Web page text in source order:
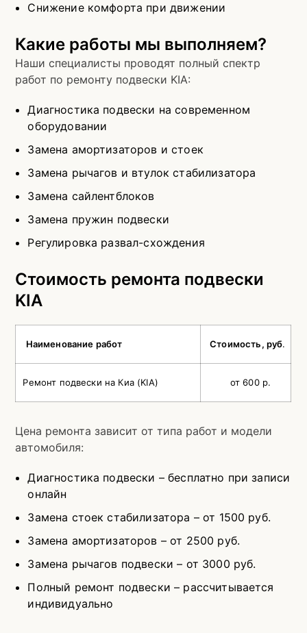
Снижение комфорта при движении
Какие работы мы выполняем?
Наши специалисты проводят полный спектр
работ по ремонту подвески KIA:
Диагностика подвески на современном
оборудовании
Замена амортизаторов и стоек
Замена рычагов и втулок стабилизатора
Замена сайлентблоков
Замена пружин подвески
Регулировка развал-схождения
Стоимость ремонта подвески
KIA
Наименование работ Стоимость, руб.
Ремонт подвески на Киа (KIA) от 600 р.
Цена ремонта зависит от типа работ и модели
автомобиля:
Диагностика подвески – бесплатно при записи
онлайн
Замена стоек стабилизатора – от 1500 руб.
Замена амортизаторов – от 2500 руб.
Замена рычагов подвески – от 3000 руб.
Полный ремонт подвески – рассчитывается
индивидуально